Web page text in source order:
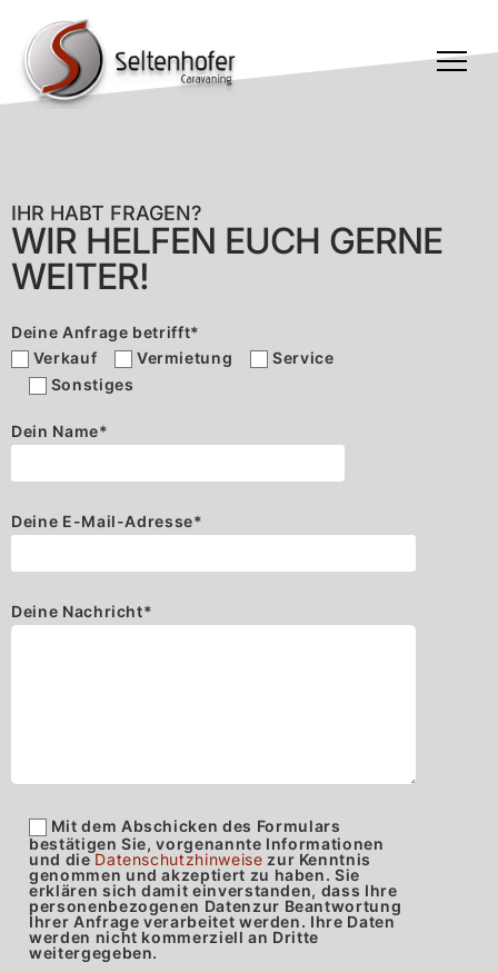
TOGGLE
MENU
IHR HABT FRAGEN?
WIR HELFEN EUCH GERNE
WEITER!
Deine Anfrage betrifft*
Verkauf
Vermietung
Service
Sonstiges
Dein Name*
Deine E-Mail-Adresse*
Deine Nachricht*
Mit dem Abschicken des Formulars
bestätigen Sie, vorgenannte Informationen
und dieDatenschutzhinweise zur Kenntnis
genommen und akzeptiert zu haben. Sie
erklären sich damit einverstanden, dass Ihre
personenbezogenen Datenzur Beantwortung
Ihrer Anfrage verarbeitet werden. Ihre Daten
werden nicht kommerziell an Dritte
weitergegeben.